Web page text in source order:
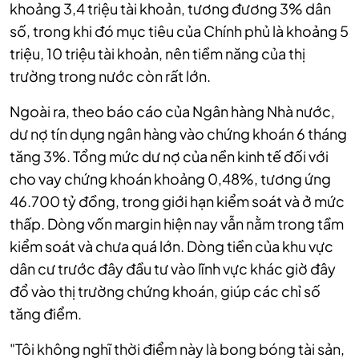
khoảng 3,4 triệu tài khoản, tương đương 3% dân
số, trong khi đó mục tiêu của Chính phủ là khoảng 5
triệu, 10 triệu tài khoản, nên tiềm năng của thị
trường trong nước còn rất lớn.
Ngoài ra, theo báo cáo của Ngân hàng Nhà nước,
dư nợ tín dụng ngân hàng vào chứng khoán 6 tháng
tăng 3%. Tổng mức dư nợ của nền kinh tế đối với
cho vay chứng khoán khoảng 0,48%, tương ứng
46.700 tỷ đồng, trong giới hạn kiểm soát và ở mức
thấp. Dòng vốn margin hiện nay vẫn nằm trong tầm
kiểm soát và chưa quá lớn. Dòng tiền của khu vực
dân cư trước đây đầu tư vào lĩnh vực khác giờ đây
đổ vào thị trường chứng khoán, giúp các chỉ số
tăng điểm.
"Tôi không nghĩ thời điểm này là bong bóng tài sản,